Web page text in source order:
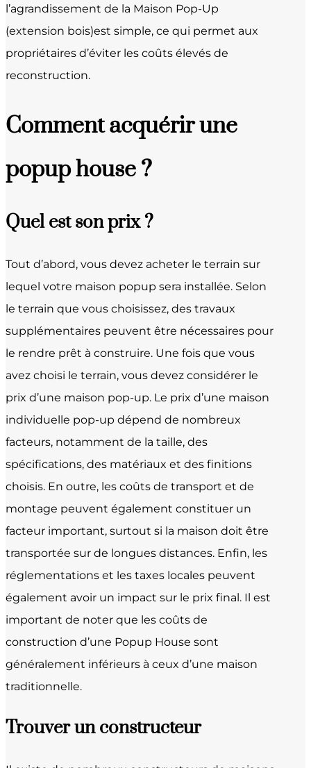
l’agrandissement de la Maison Pop-Up
(extension bois)est simple, ce qui permet aux
propriétaires d’éviter les coûts élevés de
reconstruction.
Comment acquérir une
popup house ?
Quel est son prix ?
Tout d’abord, vous devez acheter le terrain sur
lequel votre maison popup sera installée. Selon
le terrain que vous choisissez, des travaux
supplémentaires peuvent être nécessaires pour
le rendre prêt à construire. Une fois que vous
avez choisi le terrain, vous devez considérer le
prix d’une maison pop-up. Le prix d’une maison
individuelle pop-up dépend de nombreux
facteurs, notamment de la taille, des
spécifications, des matériaux et des finitions
choisis. En outre, les coûts de transport et de
montage peuvent également constituer un
facteur important, surtout si la maison doit être
transportée sur de longues distances. Enfin, les
réglementations et les taxes locales peuvent
également avoir un impact sur le prix final. Il est
important de noter que les coûts de
construction d’une Popup House sont
généralement inférieurs à ceux d’une maison
traditionnelle.
Trouver un constructeur